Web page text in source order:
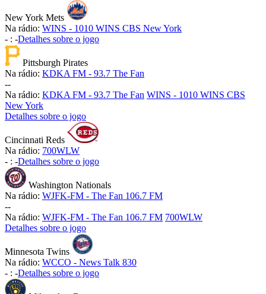
New York Mets
Na rádio: WINS - 1010 WINS CBS New York
- : -Detalhes sobre o jogo
Pittsburgh Pirates
Na rádio: KDKA FM - 93.7 The Fan
--
Na rádio: KDKA FM - 93.7 The Fan WINS - 1010 WINS CBS
New York
Detalhes sobre o jogo
Cincinnati Reds
Na rádio: 700WLW
- : -Detalhes sobre o jogo
Washington Nationals
Na rádio: WJFK-FM - The Fan 106.7 FM
--
Na rádio: WJFK-FM - The Fan 106.7 FM 700WLW
Detalhes sobre o jogo
Minnesota Twins
Na rádio: WCCO - News Talk 830
- : -Detalhes sobre o jogo